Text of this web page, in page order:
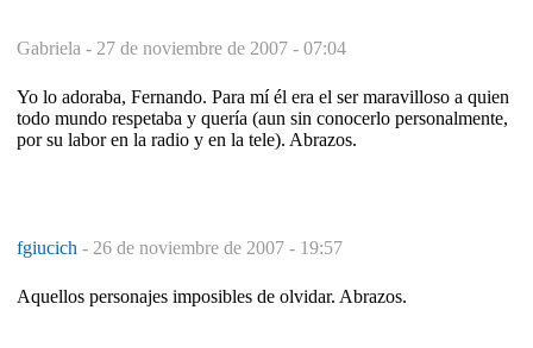
Gabriela - 27 de noviembre de 2007 - 07:04
Yo lo adoraba, Fernando. Para mí él era el ser maravilloso a quien
todo mundo respetaba y quería (aun sin conocerlo personalmente,
por su labor en la radio y en la tele). Abrazos.
fgiucich - 26 de noviembre de 2007 - 19:57
Aquellos personajes imposibles de olvidar. Abrazos.